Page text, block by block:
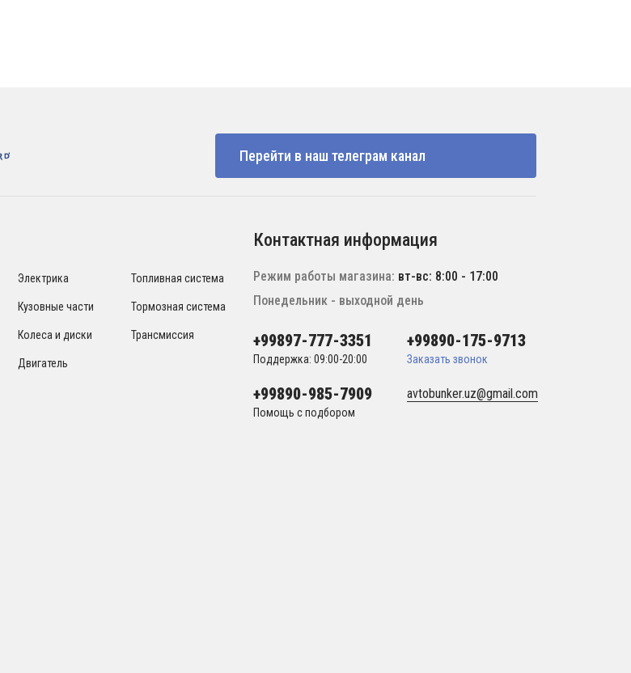
Перейти в наш телеграм канал
Электрика
Кузовные части
Колеса и диски
Двигатель
Топливная система
Тормозная система
Трансмиссия
Контактная информация
Режим работы магазина: вт-вс: 8:00 - 17:00
Понедельник - выходной день
+99897-777-3351
Поддержка: 09:00-20:00
+99890-175-9713
Заказать звонок
+99890-985-7909
Помощь с подбором
avtobunker.uz@gmail.com